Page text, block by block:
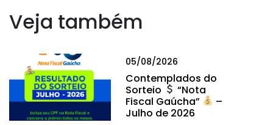
Veja também
05/08/2026
Contemplados do
Sorteio
“Nota
Fiscal Gaúcha”
–
Julho de 2026